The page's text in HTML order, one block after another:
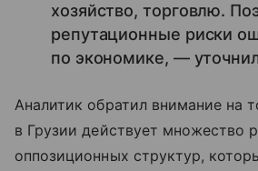
хозяйство, торговлю.
репутационные риски
по экономике, —
Аналитик обратил внимание на
в Грузии действует множество
оппозиционных структур,